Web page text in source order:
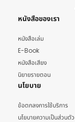
หนังสือของเรา
หนังสือเล่ม
E-Book
หนังสือเสียง
นิยายรายตอน
นโยบาย
ข้อตกลงการใช้บริการ
นโยบายความเป็นส่วนตัว